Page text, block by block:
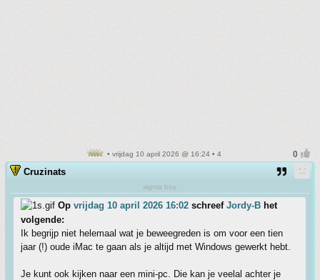
• vrijdag 10 april 2026 @ 16:24 • 4
Cruzinats
sigma boy
Op vrijdag 10 april 2026 16:02 schreef Jordy-B het
volgende:
Ik begrijp niet helemaal wat je beweegreden is om voor een tien
jaar (!) oude iMac te gaan als je altijd met Windows gewerkt hebt.
Je kunt ook kijken naar een mini-pc. Die kan je veelal achter je